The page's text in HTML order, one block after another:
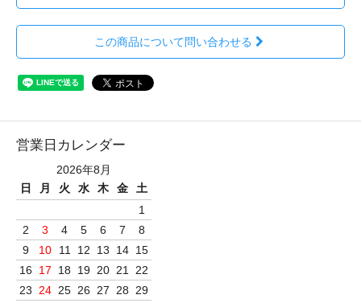
この商品について問い合わせる
営業日カレンダー
2026年8月
日
月 火 水 木 金
土
1
2
3 4 5 6 7
8
9
10 11 12 13 14 15
16
17 18 19 20 21
22
23
24 25 26 27 28
29